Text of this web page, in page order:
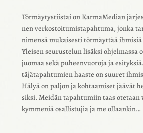
Törmäy­tys­tiis­tai on Karma­Me­dian
nen verkos­toi­tu­mis­ta­pah­tuma, jonka
nimensä mukai­sesti törmäyt­tää
Ylei­sen seurus­te­lun lisäksi ohjel­massa
juomaa sekä puheen­vuo­roja ja
tä­jä­ta­pah­tu­mien haaste on suuret
Hälyä on paljon ja kohtaa­mi­set jäävät
siksi. Meidän tapah­tu­miin taas otetaan
kymme­niä osal­lis­tu­jia ja me ollaan­kin…